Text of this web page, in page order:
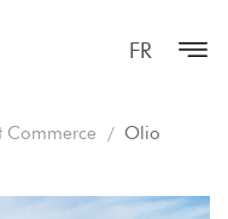
FR
Commerce
Olio